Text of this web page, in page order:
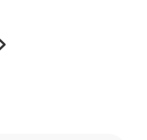
weiter